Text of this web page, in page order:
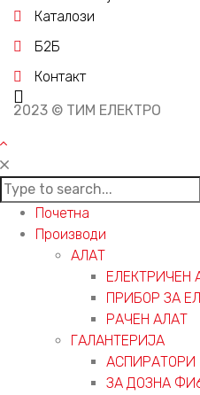
Каталози
Б2Б
Контакт
2023 © ТИМ ЕЛЕКТРО
Почетна
Производи
АЛАТ
ЕЛЕКТРИЧЕН
ПРИБОР ЗА
РАЧЕН АЛАТ
ГАЛАНТЕРИЈА
АСПИРАТОРИ
ЗА ДОЗНА